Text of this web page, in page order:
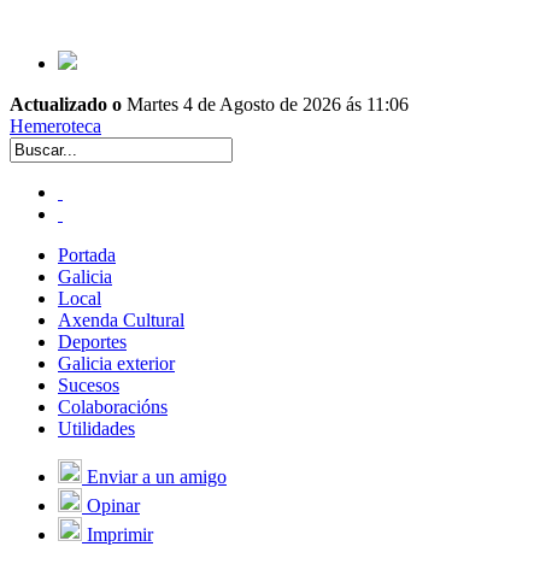
Actualizado o Martes 4 de Agosto de 2026 ás 11:06
Hemeroteca
Portada
Galicia
Local
Axenda Cultural
Deportes
Galicia exterior
Sucesos
Colaboracións
Utilidades
Enviar a un amigo
Opinar
Imprimir